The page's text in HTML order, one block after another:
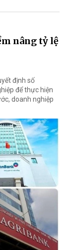
nâng tỷ lệ
định số
để thực hiện
doanh nghiệp